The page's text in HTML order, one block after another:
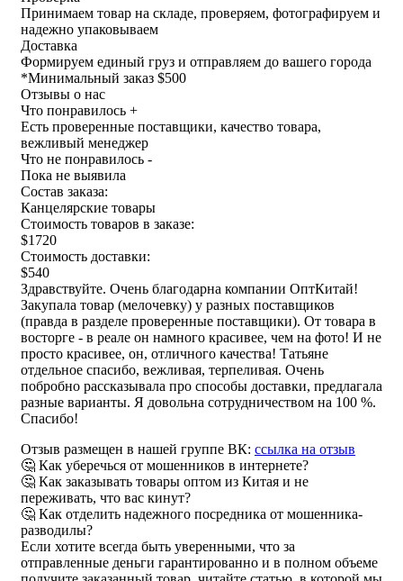
Принимаем товар на складе, проверяем, фотографируем и
надежно упаковываем
Доставка
Формируем единый груз и отправляем до вашего города
*Минимальный заказ $500
Отзывы о нас
Что понравилось +
Есть проверенные поставщики, качество товара,
вежливый менеджер
Что не понравилось -
Пока не выявила
Состав заказа:
Канцелярские товары
Стоимость товаров в заказе:
$1720
Стоимость доставки:
$540
Здравствуйте. Очень благодарна компании ОптКитай!
Закупала товар (мелочевку) у разных поставщиков
(правда в разделе проверенные поставщики). От товара в
восторге - в реале он намного красивее, чем на фото! И не
просто красивее, он, отличного качества! Татьяне
отдельное спасибо, вежливая, терпеливая. Очень
побробно рассказывала про способы доставки, предлагала
разные варианты. Я довольна сотрудничеством на 100 %.
Спасибо!
Отзыв размещен в нашей группе ВК: ссылка на отзыв
🤔 Как уберечься от мошенников в интернете?
🤔 Как заказывать товары оптом из Китая и не
переживать, что вас кинут?
🤔 Как отделить надежного посредника от мошенника-
разводилы?
Если хотите всегда быть уверенными, что за
отправленные деньги гарантированно и в полном объеме